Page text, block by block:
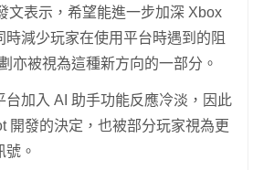
文表示，希望能進一步加深 Xbox
減少玩家在使用平台時遇到的阻
亦被視為這種新方向的一部分。
台加入 AI 助手功能反應冷淡，因此
開發的決定，也被部分玩家視為更
。